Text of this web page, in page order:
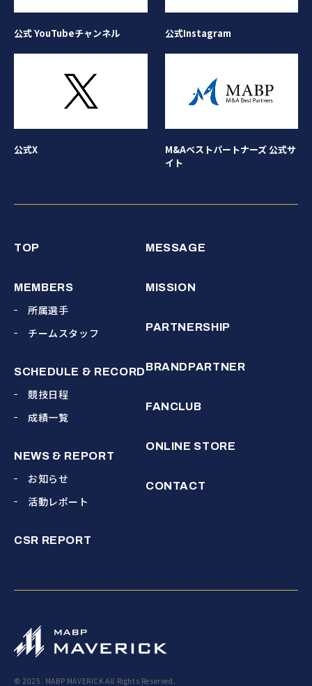
公式 YouTubeチャンネル 公式Instagram
公式X
M&Aベストパートナーズ 公式サ
イト
TOP
MEMBERS
所属選手
チームスタッフ
SCHEDULE & RECORD
競技日程
成績一覧
NEWS & REPORT
お知らせ
活動レポート
CSR REPORT
MESSAGE
MISSION
PARTNERSHIP
BRANDPARTNER
FANCLUB
ONLINE STORE
CONTACT
© 2025. MABP MAVERICK All Rights Reserved.